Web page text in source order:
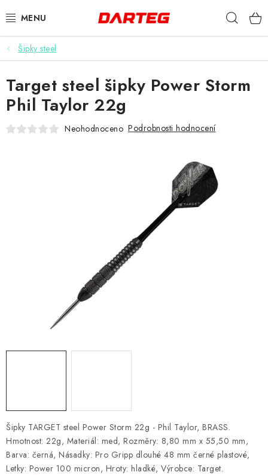
na
ŠIPKY
TERČE
DOPLŇKY K TERČI
Kontakty Hodnocení obchodu
Šipky steel
Šipky TARGET steel Power Storm 22g - Phil Taylor, BRASS.
Hmotnost: 22g, Materiál: med, Rozměry: 8,80 mm x 55,50 mm,
Barva: černá, Násadky: Pro Gripp dlouhé 48 mm černé plastové,
Letky: Power 100 micron, Hroty: hladké, Výrobce: Target.
Target steel šipky Power Storm
Phil Taylor 22g
Neohodnoceno Podrobnosti hodnocení